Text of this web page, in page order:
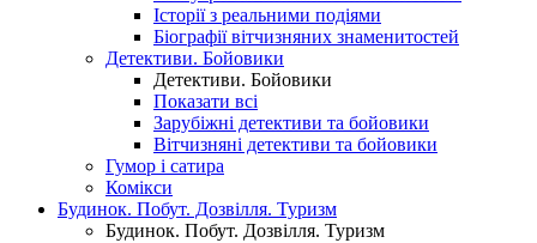
Історії з реальними подіями
Біографії вітчизняних знаменитостей
Детективи. Бойовики
Детективи. Бойовики
Показати всі
Зарубіжні детективи та бойовики
Вітчизняні детективи та бойовики
Гумор і сатира
Комікси
Будинок. Побут. Дозвілля. Туризм
Будинок. Побут. Дозвілля. Туризм